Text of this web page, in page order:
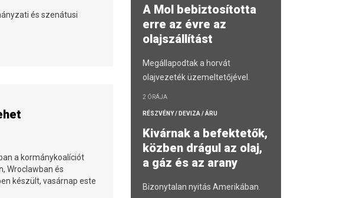
és szenátusi
a kormánykoalíciót
Wroclawban és
készült, vasárnap este
A Mol bebiztosította
erre az évre az
olajszállítást
Megállapodtak a horvát
olajvezeték üzemeltetőjével.
2 ÓRÁJA
RÉSZVÉNY / DEVIZA / ÁRU
Kivárnak a befektetők,
közben drágul az olaj,
a gáz és az arany
Bizonytalan nyitás Amerikában.